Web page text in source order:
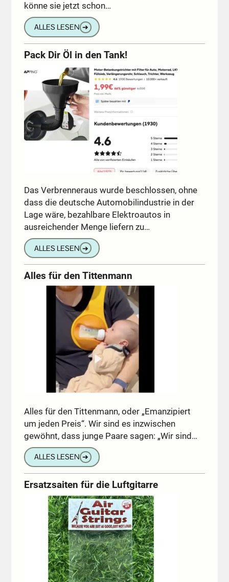
könne sie jetzt schon…
ALLES LESEN ➔
Pack Dir Öl in den Tank!
Das Verbrenneraus wurde beschlossen, ohne
dass die deutsche Automobilindustrie in der
Lage wäre, bezahlbare Elektroautos in
ausreichender Menge liefern zu…
ALLES LESEN ➔
Alles für den Tittenmann
Alles für den Tittenmann, oder „Emanzipiert
um jeden Preis“. Wir sind es inzwischen
gewöhnt, dass junge Paare sagen: „Wir sind…
ALLES LESEN ➔
Ersatzsaiten für die Luftgitarre